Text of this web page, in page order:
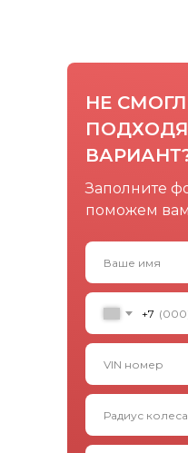
НЕ
Заполните
поможем
+7